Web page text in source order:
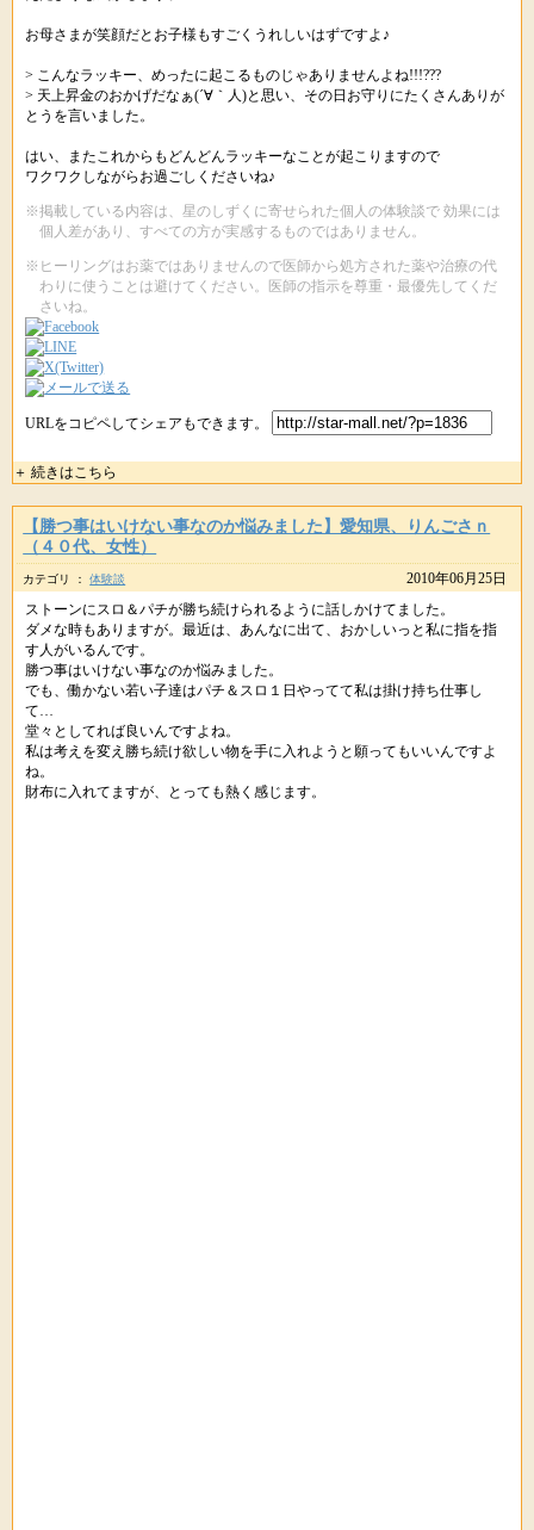
お母さまが笑顔だとお子様もすごくうれしいはずですよ♪
> こんなラッキー、めったに起こるものじゃありませんよね!!!???
> 天上昇金のおかげだなぁ(´∀｀人)と思い、その日お守りにたくさんありが
とうを言いました。
はい、またこれからもどんどんラッキーなことが起こりますので
ワクワクしながらお過ごしくださいね♪
※掲載している内容は、星のしずくに寄せられた個人の体験談で 効果には
個人差があり、すべての方が実感するものではありません。
※ヒーリングはお薬ではありませんので医師から処方された薬や治療の代
わりに使うことは避けてください。医師の指示を尊重・最優先してくだ
さいね。
URLをコピペしてシェアもできます。
＋ 続きはこちら
【勝つ事はいけない事なのか悩みました】愛知県、りんごさｎ
（４０代、女性）
カテゴリ ：体験談
2010年06月25日
ストーンにスロ＆パチが勝ち続けられるように話しかけてました。
ダメな時もありますが。最近は、あんなに出て、おかしいっと私に指を指
す人がいるんです。
勝つ事はいけない事なのか悩みました。
でも、働かない若い子達はパチ＆スロ１日やってて私は掛け持ち仕事し
て…
堂々としてれば良いんですよね。
私は考えを変え勝ち続け欲しい物を手に入れようと願ってもいいんですよ
ね。
財布に入れてますが、とっても熱く感じます。